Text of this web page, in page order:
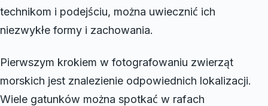
technikom i podejściu, można uwiecznić ich
niezwykłe formy i zachowania.
Pierwszym krokiem w fotografowaniu zwierząt
morskich jest znalezienie odpowiednich lokalizacji.
Wiele gatunków można spotkać w rafach